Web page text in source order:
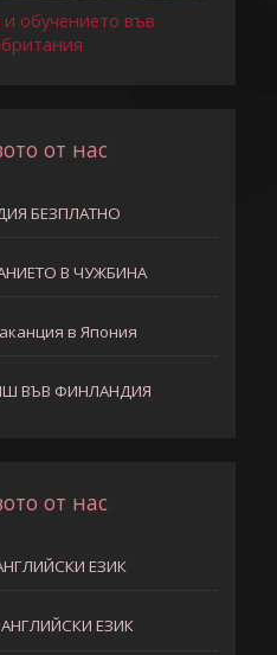
обучението във
от нас
БЕЗПЛАТНО
В ЧУЖБИНА
в Япония
ВЪВ ФИНЛАНДИЯ
от нас
ЕЗИК
ЕЗИК